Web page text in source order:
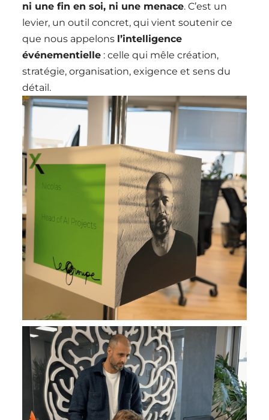
ni une fin en soi, ni une menace. C’est un
levier, un outil concret, qui vient soutenir ce
que nous appelons l’intelligence
événementielle : celle qui mêle création,
stratégie, organisation, exigence et sens du
détail.